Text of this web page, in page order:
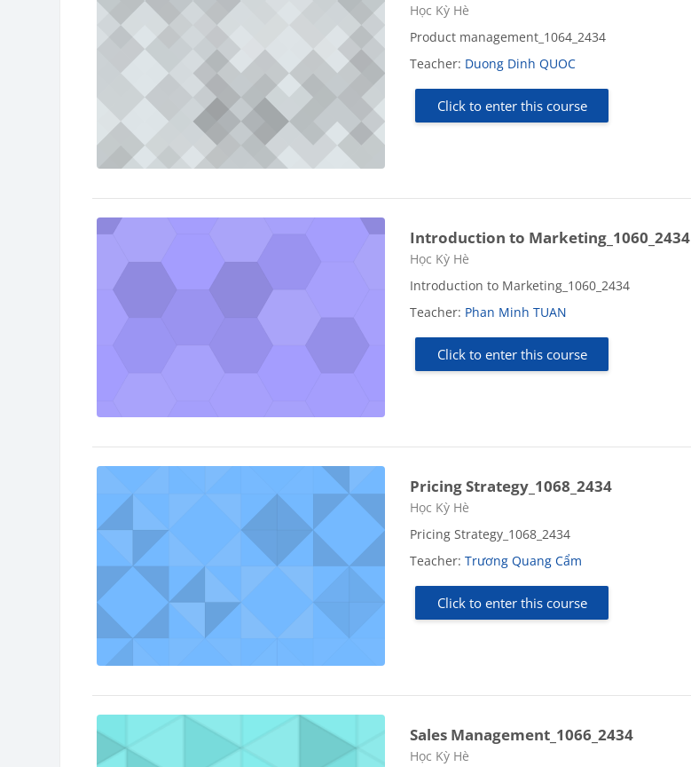
Course category
Học Kỳ Hè
Product management_1064_2434
Teacher: Duong Dinh QUOC
Click to enter this course
Introduction to Marketing_1060_2434
Course category
Học Kỳ Hè
Introduction to Marketing_1060_2434
Teacher: Phan Minh TUAN
Click to enter this course
Pricing Strategy_1068_2434
Course category
Học Kỳ Hè
Pricing Strategy_1068_2434
Teacher:Trương Quang Cẩm
Click to enter this course
Sales Management_1066_2434
Course category
Học Kỳ Hè